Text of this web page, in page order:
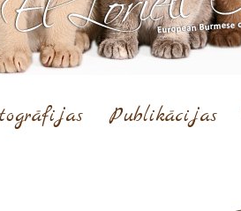
Publikācijas